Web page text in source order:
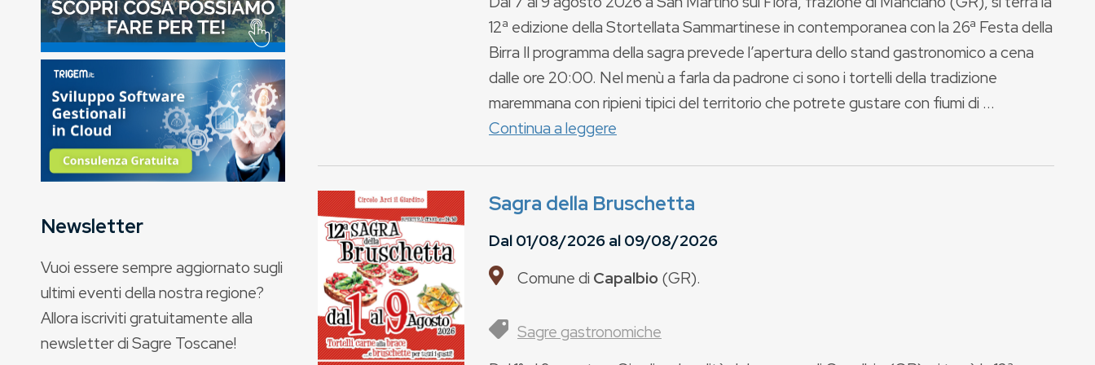
12ª edizione della Stortellata Sammartinese in contemporanea con la 26ª Festa della
Birra Il programma della sagra prevede l’apertura dello stand gastronomico a cena
dalle ore 20:00. Nel menù a farla da padrone ci sono i tortelli della tradizione
maremmana con ripieni tipici del territorio che potrete gustare con fiumi di ...
Continua a leggere
Sagra della Bruschetta
Dal01/08/2026al09/08/2026
Comune di Capalbio(GR).
Sagre gastronomiche
Newsletter
Vuoi essere sempre aggiornato sugli
ultimi eventi della nostra regione?
Allora iscriviti gratuitamente alla
newsletter di Sagre Toscane!